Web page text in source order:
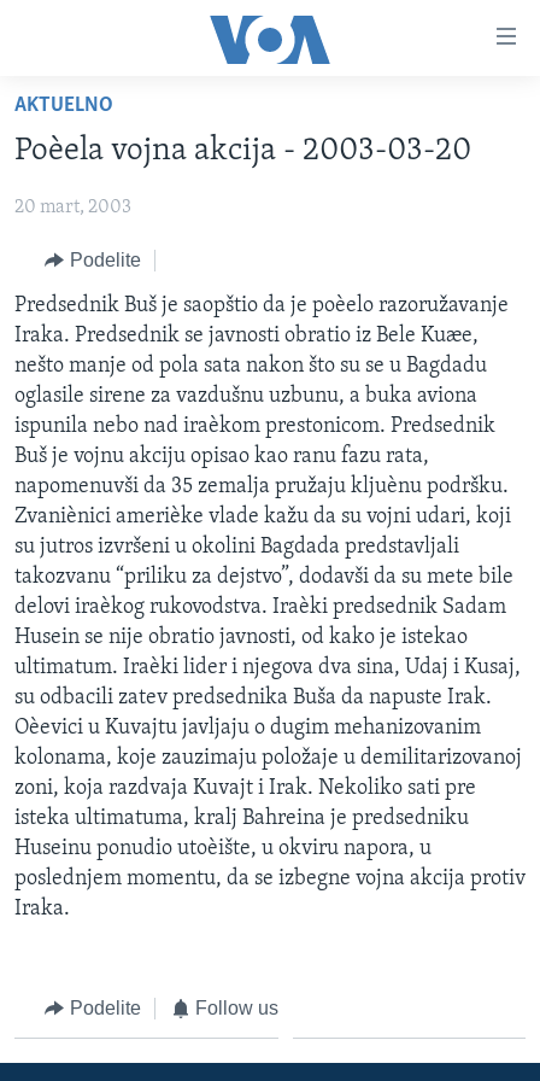
glavni
sadržaj
na
navigaciju
Idi
na
pretragu
NASLOVNA
AMERIKA
BALKAN
GLOBALNE TEME
EKONOMIJA
NAUKA I TEHNOLOGIJA
MEDICINA
DRUŠTVO
INTERVJU
TV PROGRAM
OTVORENI STUDIO
IZ AMERIKE
Learning English
PRATITE NAS
Jezici
AKTUELNO
Poèela vojna akcija - 2003-03-20
20 mart, 2003
Podelite
Predsednik Buš je saopštio da je poèelo razoružavanje
Iraka. Predsednik se javnosti obratio iz Bele Kuæe,
nešto manje od pola sata nakon što su se u Bagdadu
oglasile sirene za vazdušnu uzbunu, a buka aviona
ispunila nebo nad iraèkom prestonicom. Predsednik
Buš je vojnu akciju opisao kao ranu fazu rata,
napomenuvši da 35 zemalja pružaju kljuènu podršku.
Zvaniènici amerièke vlade kažu da su vojni udari, koji
su jutros izvršeni u okolini Bagdada predstavljali
takozvanu “priliku za dejstvo”, dodavši da su mete bile
delovi iraèkog rukovodstva. Iraèki predsednik Sadam
Husein se nije obratio javnosti, od kako je istekao
ultimatum. Iraèki lider i njegova dva sina, Udaj i Kusaj,
su odbacili zatev predsednika Buša da napuste Irak.
Oèevici u Kuvajtu javljaju o dugim mehanizovanim
kolonama, koje zauzimaju položaje u demilitarizovanoj
zoni, koja razdvaja Kuvajt i Irak. Nekoliko sati pre
isteka ultimatuma, kralj Bahreina je predsedniku
Huseinu ponudio utoèište, u okviru napora, u
poslednjem momentu, da se izbegne vojna akcija protiv
Iraka.
Podelite Follow us